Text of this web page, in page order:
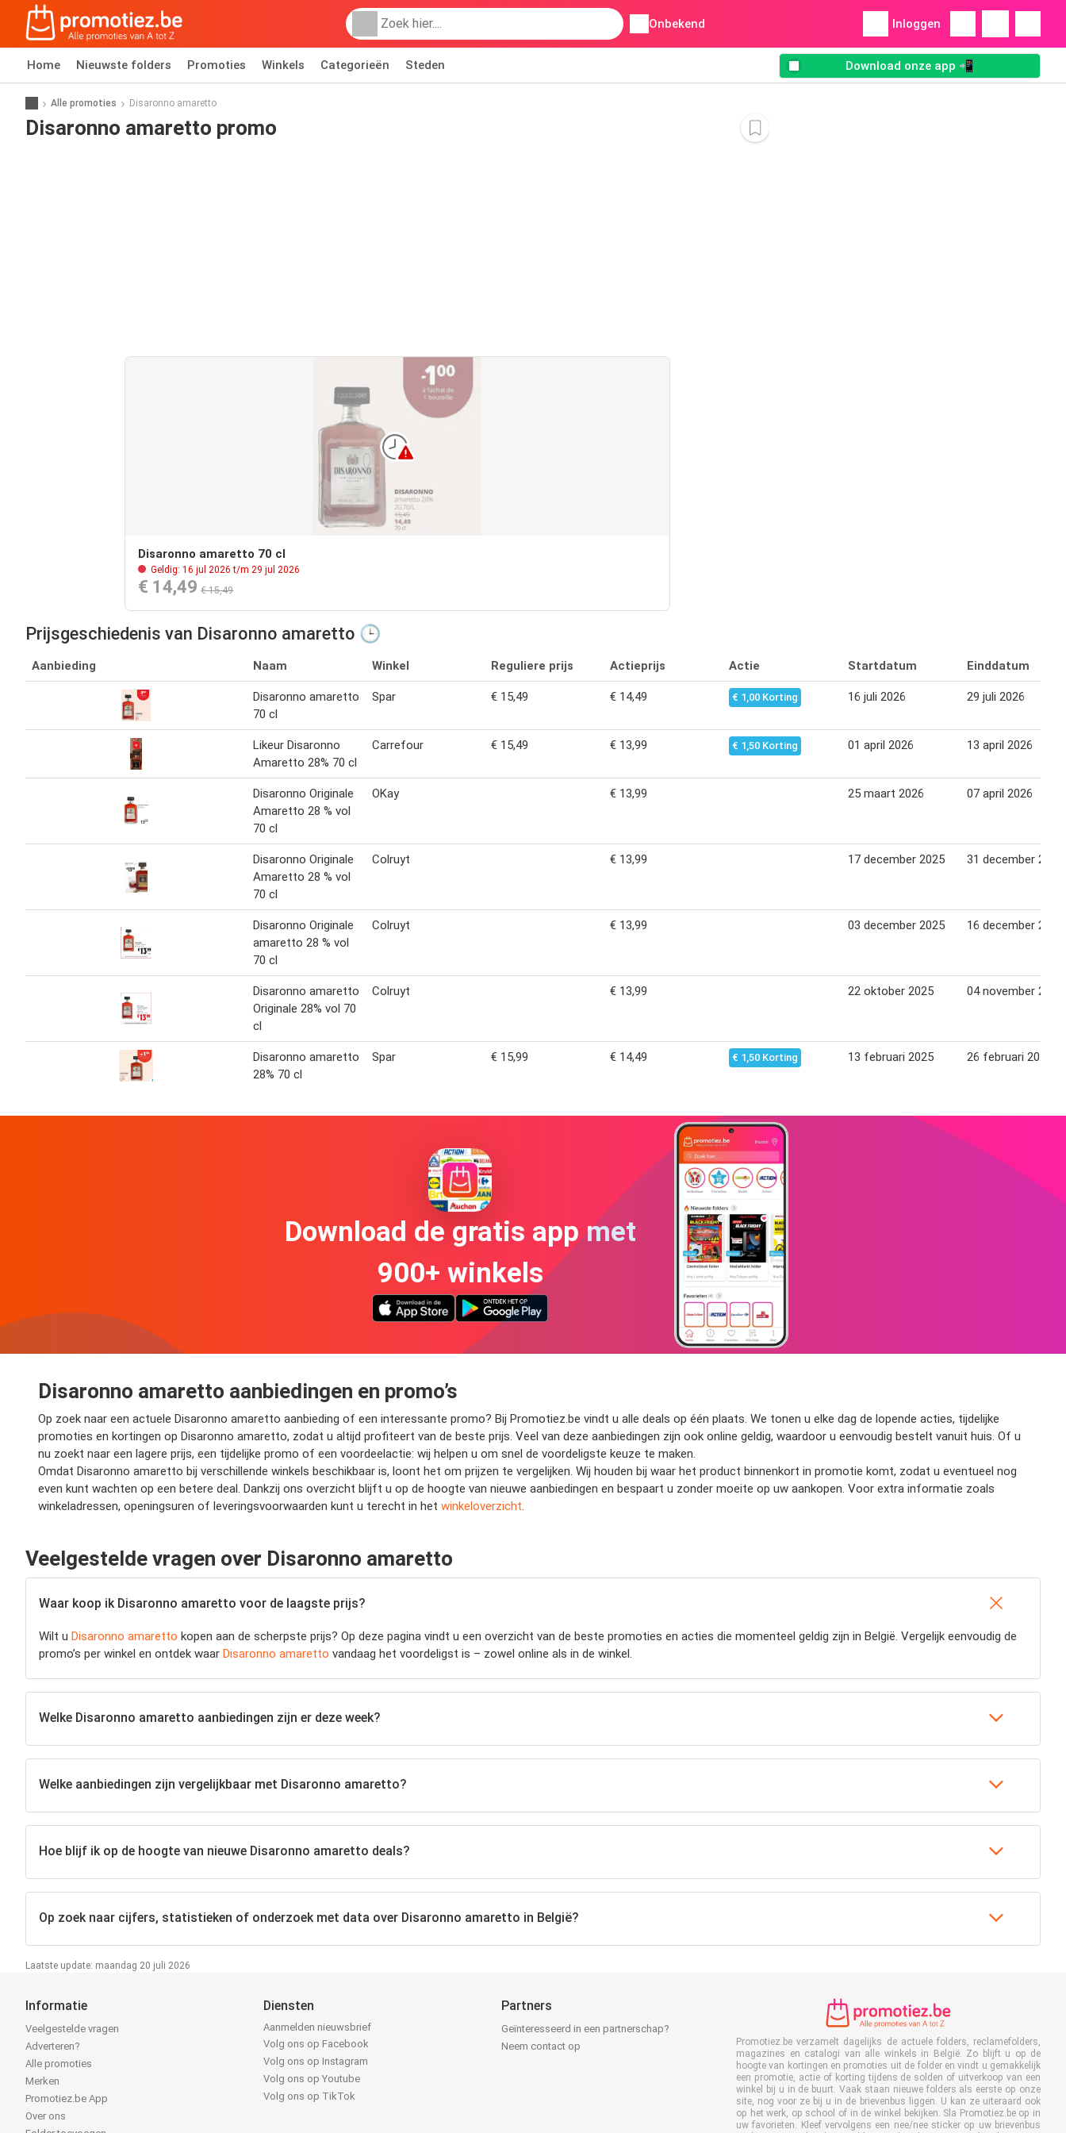
Onbekend Inloggen
Home Nieuwste folders Promoties Winkels Categorieën Steden Download onze app 📲
Alle promoties Disaronno amaretto
Disaronno amaretto promo
Disaronno amaretto 70 cl
Geldig: 16 jul 2026 t/m 29 jul 2026
€ 14,49 € 15,49
Prijsgeschiedenis van Disaronno amaretto 🕒
Aanbieding Naam Winkel Reguliere prijs Actieprijs Actie Startdatum Einddatum
Disaronno amaretto
70 cl
Spar € 15,49 € 14,49 € 1,00 Korting 16 juli 2026 29 juli 2026
Likeur Disaronno
Amaretto 28% 70 cl
Carrefour € 15,49 € 13,99 € 1,50 Korting 01 april 2026 13 april 2026
Disaronno Originale
Amaretto 28 % vol
70 cl
OKay € 13,99 25 maart 2026 07 april 2026
Disaronno Originale
Amaretto 28 % vol
70 cl
Colruyt € 13,99 17 december 2025 31 december 2025
Disaronno Originale
amaretto 28 % vol
70 cl
Colruyt € 13,99 03 december 2025 16 december 2025
Disaronno amaretto
Originale 28% vol 70
cl
Colruyt € 13,99 22 oktober 2025 04 november 2025
Disaronno amaretto
28% 70 cl
Spar € 15,99 € 14,49 € 1,50 Korting 13 februari 2025 26 februari 2025
Download de gratis app met
900+ winkels
Disaronno amaretto aanbiedingen en promo’s
Op zoek naar een actuele Disaronno amaretto aanbieding of een interessante promo? Bij Promotiez.be vindt u alle deals op één plaats. We tonen u elke dag de lopende acties, tijdelijke
promoties en kortingen op Disaronno amaretto, zodat u altijd profiteert van de beste prijs. Veel van deze aanbiedingen zijn ook online geldig, waardoor u eenvoudig bestelt vanuit huis. Of u
nu zoekt naar een lagere prijs, een tijdelijke promo of een voordeelactie: wij helpen u om snel de voordeligste keuze te maken.
Omdat Disaronno amaretto bij verschillende winkels beschikbaar is, loont het om prijzen te vergelijken. Wij houden bij waar het product binnenkort in promotie komt, zodat u eventueel nog
even kunt wachten op een betere deal. Dankzij ons overzicht blijft u op de hoogte van nieuwe aanbiedingen en bespaart u zonder moeite op uw aankopen. Voor extra informatie zoals
winkeladressen, openingsuren of leveringsvoorwaarden kunt u terecht in het winkeloverzicht.
Veelgestelde vragen over Disaronno amaretto
Waar koop ik Disaronno amaretto voor de laagste prijs?
Wilt u Disaronno amaretto kopen aan de scherpste prijs? Op deze pagina vindt u een overzicht van de beste promoties en acties die momenteel geldig zijn in België. Vergelijk eenvoudig de
promo’s per winkel en ontdek waar Disaronno amaretto vandaag het voordeligst is – zowel online als in de winkel.
Welke Disaronno amaretto aanbiedingen zijn er deze week?
Welke aanbiedingen zijn vergelijkbaar met Disaronno amaretto?
Hoe blijf ik op de hoogte van nieuwe Disaronno amaretto deals?
Op zoek naar cijfers, statistieken of onderzoek met data over Disaronno amaretto in België?
Laatste update: maandag 20 juli 2026
Informatie
Veelgestelde vragen
Adverteren?
Alle promoties
Merken
Promotiez.be App
Over ons
Diensten
Aanmelden nieuwsbrief
Volg ons op Facebook
Volg ons op Instagram
Volg ons op Youtube
Volg ons op TikTok
Partners
Geïnteresseerd in een partnerschap?
Neem contact op
Promotiez.be verzamelt dagelijks de actuele folders, reclamefolders,
magazines en catalogi van alle winkels in België. Zo blijft u op de
hoogte van kortingen en promoties uit de folder en vindt u gemakkelijk
een promotie, actie of korting tijdens de solden of uitverkoop van een
winkel bij u in de buurt. Vaak staan nieuwe folders als eerste op onze
site, nog voor ze bij u in de brievenbus liggen. U kan ze uiteraard ook
op het werk, op school of in de winkel bekijken. Sla Promotiez.be op in
uw favorieten. Kleef vervolgens een nee/nee sticker op uw brievenbus